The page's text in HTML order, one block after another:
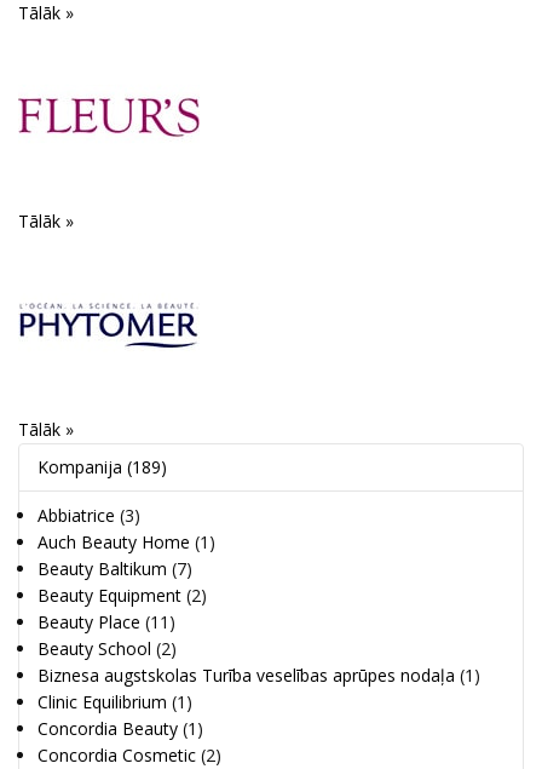
Tālāk »
Tālāk »
Tālāk »
Kompanija (189)
Abbiatrice (3)
Auch Beauty Home (1)
Beauty Baltikum (7)
Beauty Equipment (2)
Beauty Place (11)
Beauty School (2)
Biznesa augstskolas Turība veselības aprūpes nodaļa (1)
Clinic Equilibrium (1)
Concordia Beauty (1)
Concordia Cosmetic (2)